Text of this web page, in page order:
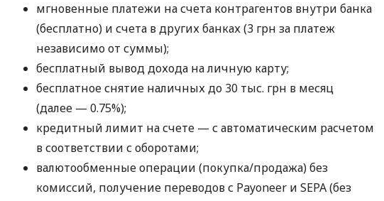
мгновенные платежи на счета контрагентов внутри банка
(бесплатно) и счета в других банках (3 грн за платеж
независимо от суммы);
бесплатный вывод дохода на личную карту;
бесплатное снятие наличных до 30 тыс. грн в месяц
(далее — 0.75%);
кредитный лимит на счете — с автоматическим расчетом
в соответствии с оборотами;
валютообменные операции (покупка/продажа) без
комиссий, получение переводов с Payoneer и SEPA (без